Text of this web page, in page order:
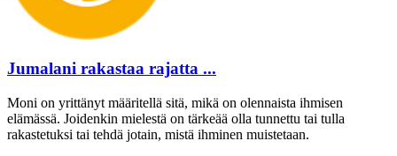
Jumalani rakastaa rajatta ...
Moni on yrittänyt määritellä sitä, mikä on olennaista ihmisen
elämässä. Joidenkin mielestä on tärkeää olla tunnettu tai tulla
rakastetuksi tai tehdä jotain, mistä ihminen muistetaan.